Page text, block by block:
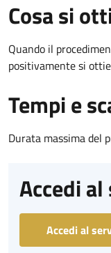
Cosa si
Quando il
positivamente si
Tempi e
Durata massima del
Accedi
Accedi al